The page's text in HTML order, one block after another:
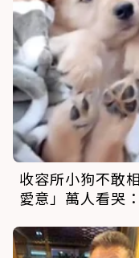
收容所小狗不敢
愛意」萬人看哭